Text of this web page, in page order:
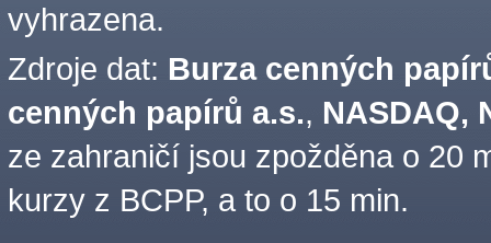
vyhrazena.
Zdroje dat: Burza cenných
cenných papírů a.s., NASDAQ,
ze zahraničí jsou zpožděna o 20
kurzy z BCPP, a to o 15 min.